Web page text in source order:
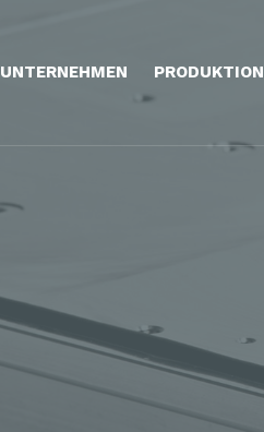
UNTERNEHMEN PRODUKTION